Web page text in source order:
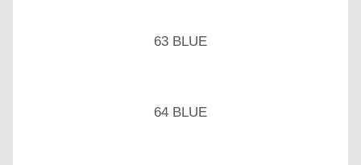
63 BLUE
64 BLUE